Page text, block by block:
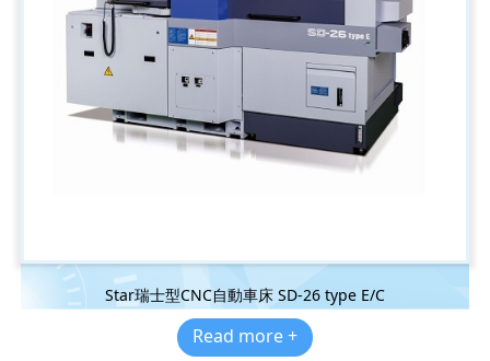
Star瑞士型CNC自動車床 SD-26 type E/C
Read more +